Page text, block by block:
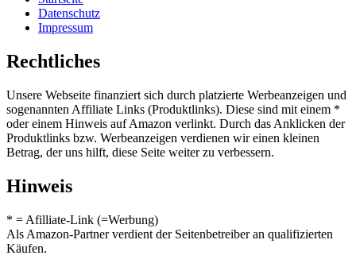
Datenschutz
Impressum
Rechtliches
Unsere Webseite finanziert sich durch platzierte Werbeanzeigen und
sogenannten Affiliate Links (Produktlinks). Diese sind mit einem *
oder einem Hinweis auf Amazon verlinkt. Durch das Anklicken der
Produktlinks bzw. Werbeanzeigen verdienen wir einen kleinen
Betrag, der uns hilft, diese Seite weiter zu verbessern.
Hinweis
* = Afilliate-Link (=Werbung)
Als Amazon-Partner verdient der Seitenbetreiber an qualifizierten
Käufen.